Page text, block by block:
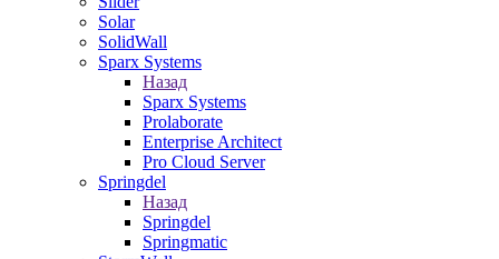
Solar
SolidWall
Sparx Systems
Назад
Sparx Systems
Prolaborate
Enterprise Architect
Pro Cloud Server
Springdel
Назад
Springdel
Springmatic